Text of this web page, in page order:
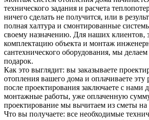
технического задания и расчета
ничего сделать не получится, или в
полная халтура и смонтированные
своему назначению. Для наших клиентов,
комплектацию объекта и монтаж
сантехнического оборудования, мы
подарок.
Как это выглядит: вы заказываете
отопления вашего дома и оплачиваете эту
после проектирования заключаете с нами
монтажные работы, уже оплаченную
проектирование мы вычитаем из сметы
Что вы получаете: все необходимые